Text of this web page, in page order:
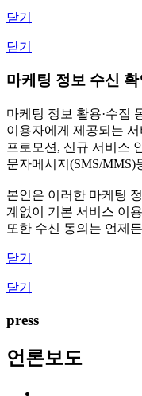
닫기
닫기
마케팅 정보 수신 확
마케팅 정보 활용·수집
이용자에게 제공되는
프로모션, 신규 서비스
문자메시지(SMS/MMS)
본인은 이러한 마케팅
계없이 기본 서비스 이
또한 수신 동의는 언제
닫기
닫기
press
언론보도